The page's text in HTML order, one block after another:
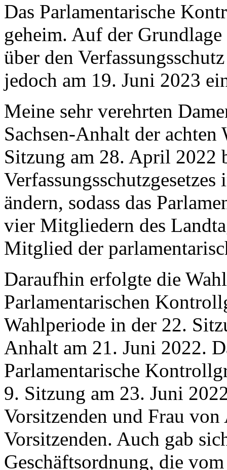
Das Parlamentarische
geheim. Auf der
über den
jedoch am 19. Juni 2023
Meine sehr verehrten
Sachsen-Anhalt der
Sitzung am 28. April 2022
ändern, sodass das
vier Mitgliedern des
Mitglied der
Daraufhin erfolgte die
Parlamentarischen
Wahlperiode in der 22.
Anhalt am 21. Juni 2022.
Parlamentarische
9. Sitzung am 23. Juni
Vorsitzenden und Frau
Vorsitzenden. Auch gab
Geschäftsordnung, die